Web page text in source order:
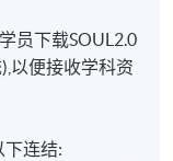
员下载SOUL2.0
以便接收学科资
下连结: